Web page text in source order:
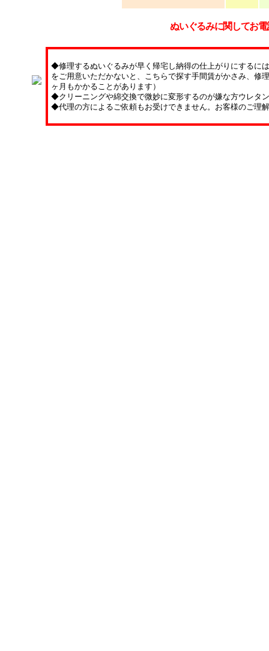
ぬいぐるみに関してお
◆修理するぬいぐるみが早く帰宅し納得の仕上がりにするに
をご用意いただかないと、こちらで探す手間賃がかさみ、修
ヶ月もかかることがあります）
◆クリーニングや綿交換で微妙に変形するのが嫌な方ウレタ
◆代理の方によるご依頼もお受けできません。お客様のご理